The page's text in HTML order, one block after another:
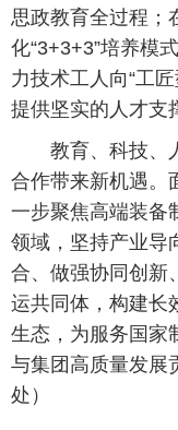
思政教育全过程；
化“3+3+3”培养模
力技术工人向“工
提供坚实的人才支
教育、科技、
合作带来新机遇。
一步聚焦高端装备
领域，坚持产业导
合、做强协同创新
运共同体，构建长
生态，为服务国家
与集团高质量发展
处）